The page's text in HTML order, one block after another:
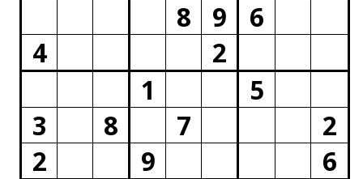
8
9
6
4
2
1
5
3
8 7
2
2
9
6